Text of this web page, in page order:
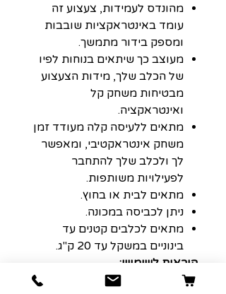
מהונדס לעמידות, צעצוע זה
עומד באינטראקציות שובבות
ומספק בידור מתמשך.
מעוצב כך שיתאים בנוחות לפיו
של הכלב שלך, מידות הצעצוע
מבטיחות משחק קל
ואינטראקציה.
מתאים ללעיסה קלה מעודד זמן
משחק אינטראקטיבי, ומאפשר
לך ולכלב שלך להתחבר
לפעילויות משותפות.
מתאים לבית או בחוץ.
ניתן לכביסה במכונה.
מתאים לכלבים קטנים עד
בינוניים במשקל עד 20 ק"ג.
הוראות לשימוש:
***כל כלב משחק אחרת, ומכיוון